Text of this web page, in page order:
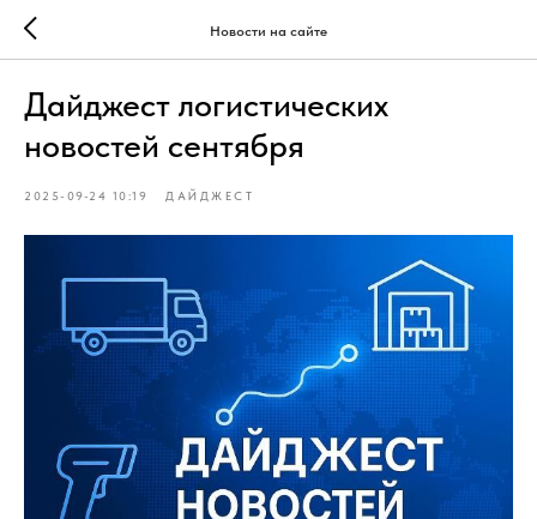
Новости на сайте
Дайджест логистических
новостей сентября
2025-09-24 10:19 ДАЙДЖЕСТ